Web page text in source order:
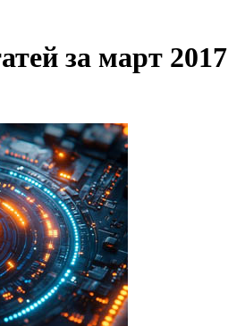
за март 2017